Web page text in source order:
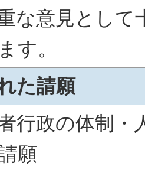
な意見として
す。
た請願
行政の体制・
願